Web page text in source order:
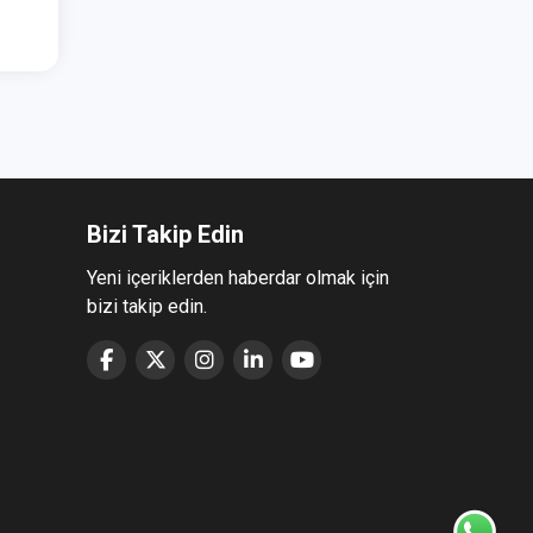
Bizi Takip Edin
Yeni içeriklerden haberdar olmak için
bizi takip edin.